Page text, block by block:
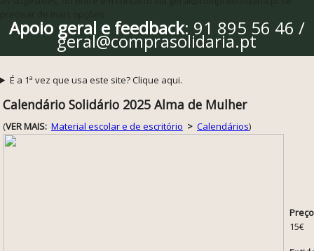
Apoio geral e feedback: 91 895 56 46 /
geral@comprasolidaria.pt
É a 1ª vez que usa este site? Clique aqui.
Calendário Solidário 2025 Alma de Mulher
(VER MAIS: Material escolar e de escritório > Calendários)
15€